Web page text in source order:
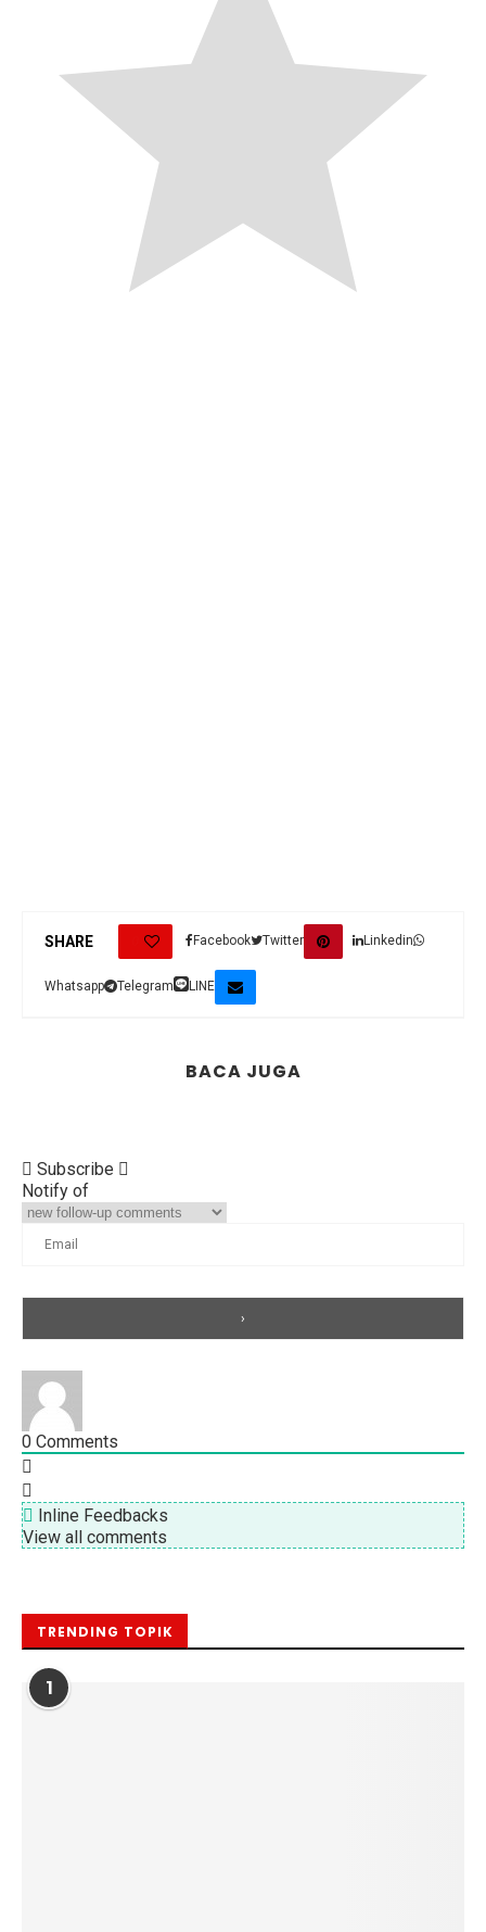
SHARE Facebook Twitter Linkedin
Whatsapp Telegram LINE
BACA JUGA
Subscribe
Notify of
0 Comments
Inline Feedbacks
View all comments
TRENDING TOPIK
1